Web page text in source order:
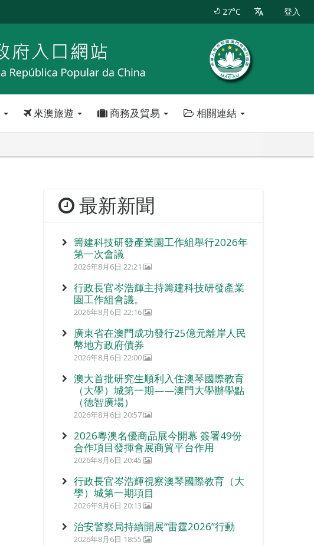
27°C 登入
來澳旅遊 商務及貿易 相關連結
最新新聞
籌建科技研發產業園工作組舉行2026年
第一次會議
2026年8月6日 22:21
行政長官岑浩輝主持籌建科技研發產業
園工作組會議。
2026年8月6日 22:16
廣東省在澳門成功發行25億元離岸人民
幣地方政府債券
2026年8月6日 22:00
澳大首批研究生順利入住澳琴國際教育
（大學）城第一期——澳門大學辦學點
（德智廣場）
2026年8月6日 20:57
2026粵澳名優商品展今開幕 簽署49份
合作項目發揮會展商貿平台作用
2026年8月6日 20:45
行政長官岑浩輝視察澳琴國際教育（大
學）城第一期項目
2026年8月6日 20:13
治安警察局持續開展“雷霆2026”行動
2026年8月6日 18:55